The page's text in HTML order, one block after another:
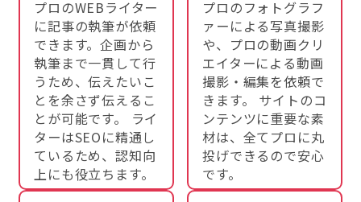
プロのWEBライター
に記事の執筆が依頼
できます。企画から
執筆まで一貫して行
うため、伝えたいこ
とを余さず伝えるこ
とが可能です。 ライ
ターはSEOに精通し
ているため、認知向
上にも役立ちます。
プロのフォトグラフ
ァーによる写真撮影
や、プロの動画クリ
エイターによる動画
撮影・編集を依頼で
きます。 サイトのコ
ンテンツに重要な素
材は、全てプロに丸
投げできるので安心
です。